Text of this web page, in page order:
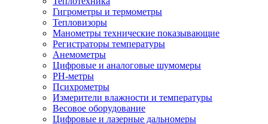
Гигрометры и термометры
Тепловизоры
Манометры технические показывающие
Регистраторы температуры
Анемометры
Цифровые и аналоговые шумомеры
PH-метры
Психрометры
Измерители влажности и температуры
Весовое оборудование
Цифровые и лазерные дальномеры